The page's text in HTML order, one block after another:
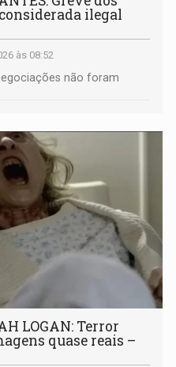
ilegal
às 08:52
não foram
LOGAN: Terror
quase reais –